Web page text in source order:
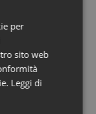
2026: nuovi
autonomia
guidare team
per
sito web
Leggi di